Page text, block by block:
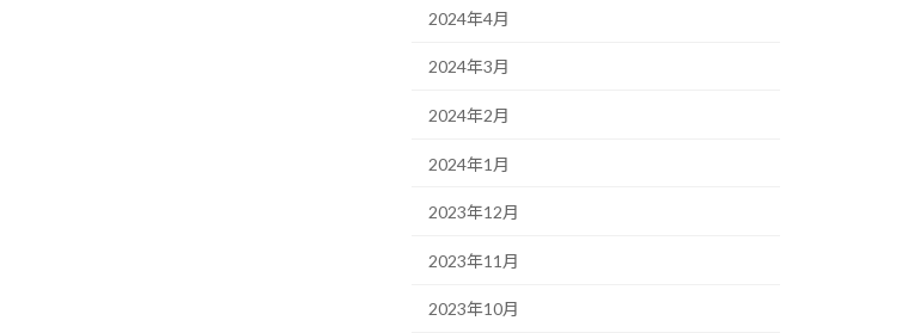
2024年4月
2024年3月
2024年2月
2024年1月
2023年12月
2023年11月
2023年10月